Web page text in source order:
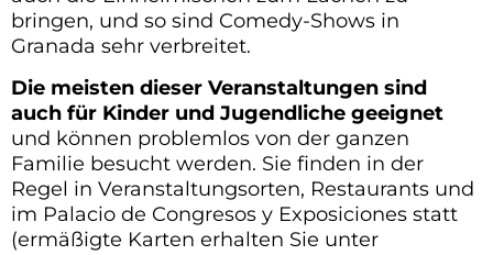
bringen, und so sind Comedy-Shows in
Granada sehr verbreitet.
Die meisten dieser Veranstaltungen sind
auch für Kinder und Jugendliche geeignet
und können problemlos von der ganzen
Familie besucht werden. Sie finden in der
Regel in Veranstaltungsorten, Restaurants und
im Palacio de Congresos y Exposiciones statt
(ermäßigte Karten erhalten Sie unter